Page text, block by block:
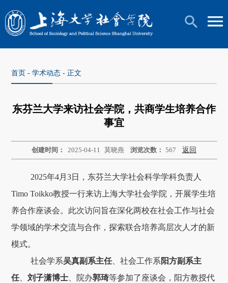
首页 -学术动态 - 正文
东芬兰大学来访社会学院，共商学生培养合作
事宜
创建时间： 2025-04-11 莫晓燕 浏览次数： 567 返回
2025年4月3日，东芬兰大学社会科学学科负责人
Timo Toikko教授一行来访上海大学社会学院，开展学生培
养合作座谈会。此次访问旨在深化两校在社会工作与社会
学领域的学术交流与合作，探索联合培养高层次人才的新
模式。
社会学系吴真副系主任、社会工作系 阳方副系主
任、刘子潇博士 、院办郭琦等参加了 座谈会，阳方教授代